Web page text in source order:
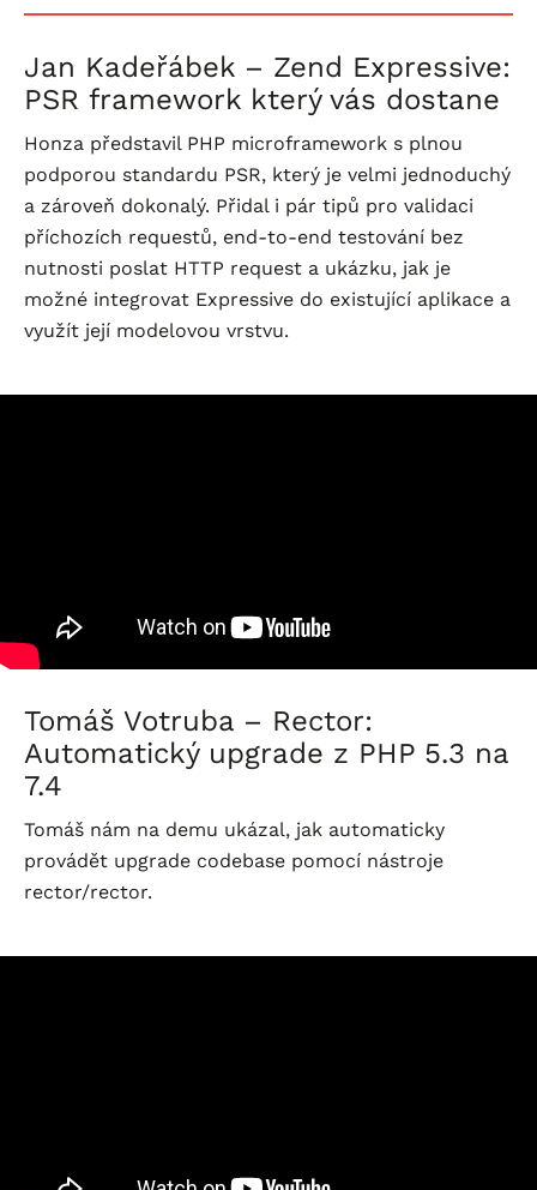
Jan Kadeřábek – Zend Expressive:
PSR framework který vás dostane
Honza představil PHP microframework s plnou
podporou standardu PSR, který je velmi jednoduchý
a zároveň dokonalý. Přidal i pár tipů pro validaci
příchozích requestů, end-to-end testování bez
nutnosti poslat HTTP request a ukázku, jak je
možné integrovat Expressive do existující aplikace a
využít její modelovou vrstvu.
Tomáš Votruba – Rector:
Automatický upgrade z PHP 5.3 na
7.4
Tomáš nám na demu ukázal, jak automaticky
provádět upgrade codebase pomocí nástroje
rector/rector.